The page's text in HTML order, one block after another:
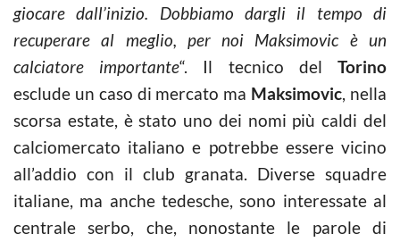
giocare dall’inizio. Dobbiamo dargli il tempo di
recuperare al meglio, per noi Maksimovic è un
calciatore importante“. Il tecnico delTorino
esclude un caso di mercato ma Maksimovic, nella
scorsa estate, è stato uno dei nomi più caldi del
calciomercato italiano e potrebbe essere vicino
all’addio con il club granata. Diverse squadre
italiane, ma anche tedesche, sono interessate al
centrale serbo, che, nonostante le parole di